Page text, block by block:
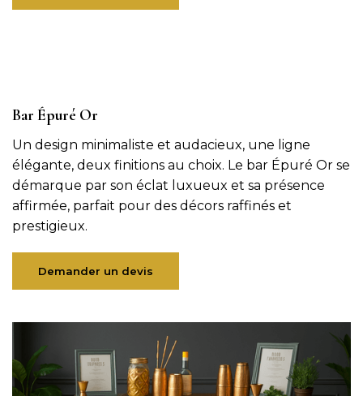
Bar Épuré Or
Un design minimaliste et audacieux, une ligne
élégante, deux finitions au choix. Le bar Épuré Or se
démarque par son éclat luxueux et sa présence
affirmée, parfait pour des décors raffinés et
prestigieux.
Demander un devis